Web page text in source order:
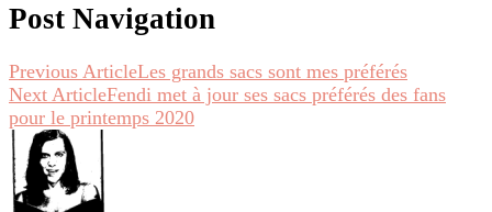
Post Navigation
Previous ArticleLes grands sacs sont mes préférés
Next ArticleFendi met à jour ses sacs préférés des fans
pour le printemps 2020